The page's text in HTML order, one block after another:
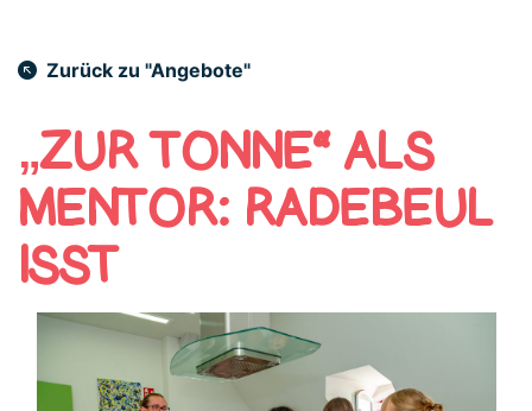
Zurück zu "Angebote"
„ZUR TONNE“ ALS
MENTOR: RADEBEUL
ISST